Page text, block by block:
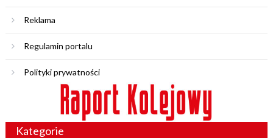
Reklama
Regulamin portalu
Polityki prywatności
Kategorie